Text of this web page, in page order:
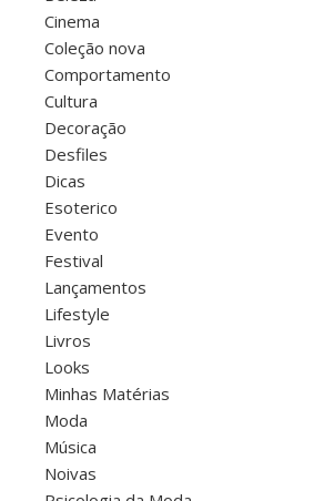
Cinema
Coleção nova
Comportamento
Cultura
Decoração
Desfiles
Dicas
Esoterico
Evento
Festival
Lançamentos
Lifestyle
Livros
Looks
Minhas Matérias
Moda
Música
Noivas